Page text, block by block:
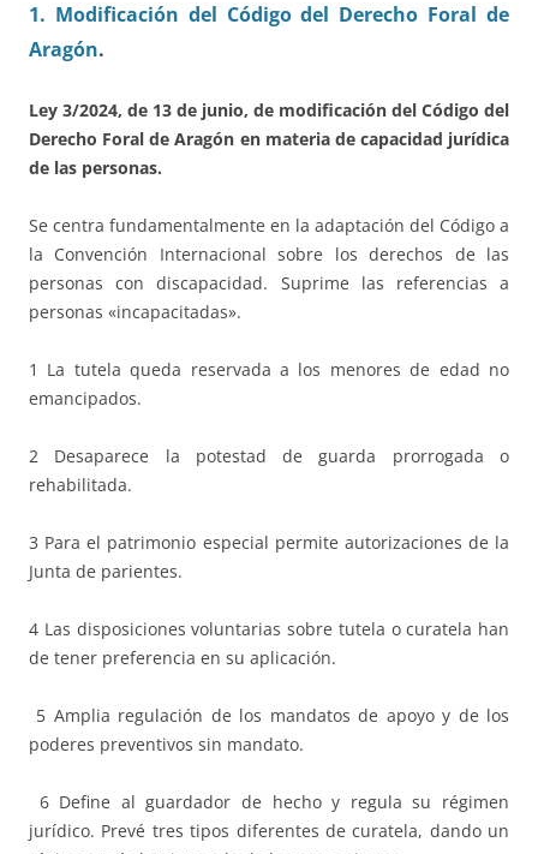
1. Modificación del Código del Derecho Foral de
Aragón.
Ley 3/2024, de 13 de junio, de modificación del Código del
Derecho Foral de Aragón en materia de capacidad jurídica
de las personas.
Se centra fundamentalmente en la adaptación del Código a
la Convención Internacional sobre los derechos de las
personas con discapacidad. Suprime las referencias a
personas «incapacitadas».
1 La tutela queda reservada a los menores de edad no
emancipados.
2 Desaparece la potestad de guarda prorrogada o
rehabilitada.
3 Para el patrimonio especial permite autorizaciones de la
Junta de parientes.
4 Las disposiciones voluntarias sobre tutela o curatela han
de tener preferencia en su aplicación.
5 Amplia regulación de los mandatos de apoyo y de los
poderes preventivos sin mandato.
6 Define al guardador de hecho y regula su régimen
jurídico. Prevé tres tipos diferentes de curatela, dando un